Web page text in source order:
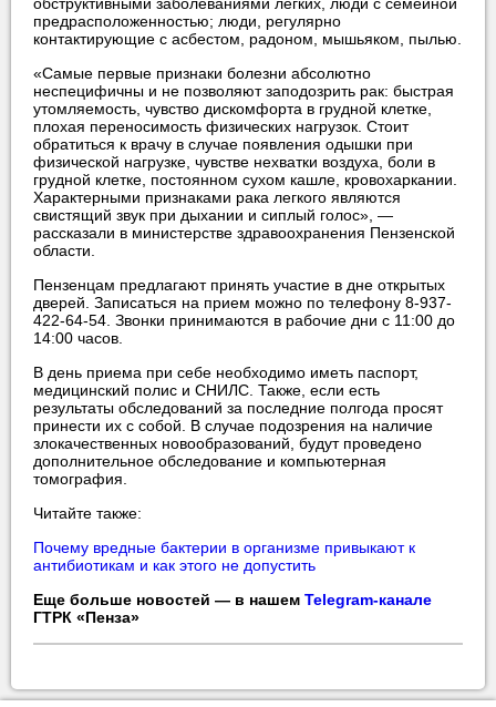
предрасположенностью; люди, регулярно
контактирующие с асбестом, радоном, мышьяком, пылью.
«Самые первые признаки болезни абсолютно
неспецифичны и не позволяют заподозрить рак: быстрая
утомляемость, чувство дискомфорта в грудной клетке,
плохая переносимость физических нагрузок. Стоит
обратиться к врачу в случае появления одышки при
физической нагрузке, чувстве нехватки воздуха, боли в
грудной клетке, постоянном сухом кашле, кровохаркании.
Характерными признаками рака легкого являются
свистящий звук при дыхании и сиплый голос», —
рассказали в министерстве здравоохранения Пензенской
области.
Пензенцам предлагают принять участие в дне открытых
дверей. Записаться на прием можно по телефону 8-937-
422-64-54. Звонки принимаются в рабочие дни с 11:00 до
14:00 часов.
В день приема при себе необходимо иметь паспорт,
медицинский полис и СНИЛС. Также, если есть
результаты обследований за последние полгода просят
принести их с собой. В случае подозрения на наличие
злокачественных новообразований, будут проведено
дополнительное обследование и компьютерная
томография.
Читайте также:
Почему вредные бактерии в организме привыкают к
антибиотикам и как этого не допустить
Еще больше новостей — в нашем Telegram-канале
ГТРК «Пенза»